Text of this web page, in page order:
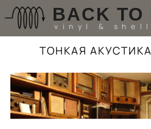
BACK TO
vinyl &
РАДИОТЕХНИКА
UPGRADES
ТОНКАЯ